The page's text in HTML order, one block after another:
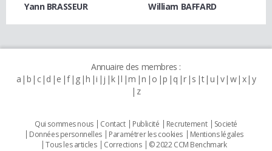
Yann BRASSEUR William BAFFARD
Annuaire des membres :
a b c d e f g h i j k l m n o p q r s t u v w x y
z
Qui sommes nous Contact Publicité Recrutement
Societé
Données personnelles
Paramétrer les cookies
Mentions légales
Tous les articles
Corrections © 2022 CCM Benchmark